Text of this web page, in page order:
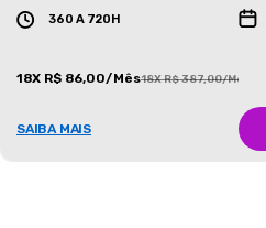
360 A 720H
18X R$ 86,00/Mês18X R$ 387,00/Mês
SAIBA MAIS